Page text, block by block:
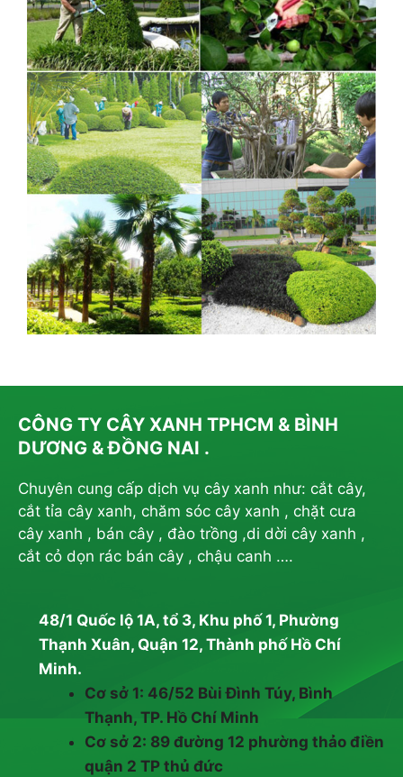
CÔNG TY CÂY XANH TPHCM & BÌNH
DƯƠNG & ĐỒNG NAI .
Chuyên cung cấp dịch vụ cây xanh như: cắt cây,
cắt tỉa cây xanh, chăm sóc cây xanh , chặt cưa
cây xanh , bán cây , đào trồng ,di dời cây xanh ,
cắt cỏ dọn rác bán cây , chậu canh ….
48/1 Quốc lộ 1A, tổ 3, Khu phố 1, Phường
Thạnh Xuân, Quận 12, Thành phố Hồ Chí
Minh.
Cơ sở 1: 46/52 Bùi Đình Túy, Bình
Thạnh, TP. Hồ Chí Minh
Cơ sở 2: 89 đường 12 phường thảo điền
quận 2 TP thủ đức